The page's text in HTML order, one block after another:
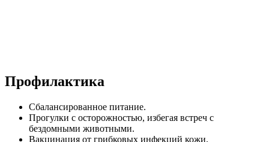
Профилактика
Сбалансированное питание.
Прогулки с осторожностью, избегая встреч с
бездомными животными.
Вакцинация от грибковых инфекций кожи.